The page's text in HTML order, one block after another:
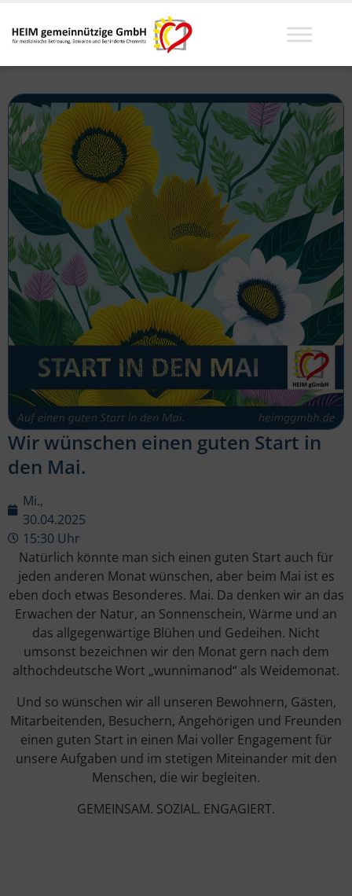
Wir wünschen einen guten Start in
den Mai.
Mi.,
30.04.2025
15:30 Uhr
Natürlich könnte man sich einen guten Start auch für
jeden anderen Monat wünschen, aber beim Mai ist es
eben doch etwas Besonderes. Mai. Da denken wir an das
Erwachen der Natur, an Sonnenschein, Wärme und an
das allgegenwärtige Blühen und Gedeihen. Nicht
umsonst bezeichnen wir den Monat gern nach dem
althochdeutsche Wort „wunnimanod“ als Weidemonat.
Und so wünschen wir all unseren Bewohnern, Gästen,
Mitarbeitenden, Besuchern, Angehörigen und Freunden
einen guten Start in einen Mai voller Engagement für
unsere Aufgaben und im stetigen Miteinander mit den
Menschen, die wir begleiten.
GEMEINSAM. SOZIAL. ENGAGIERT.